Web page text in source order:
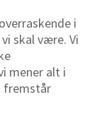
i
skal være. Vi
mener alt i
fremstår